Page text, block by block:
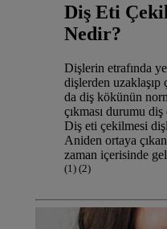
Diş Eti
Nedir?
Dişlerin etrafında
dişlerden
da diş kökünün
çıkması durumu
Diş eti çekilmesi
Aniden ortaya
zaman içerisinde
(1) (2)